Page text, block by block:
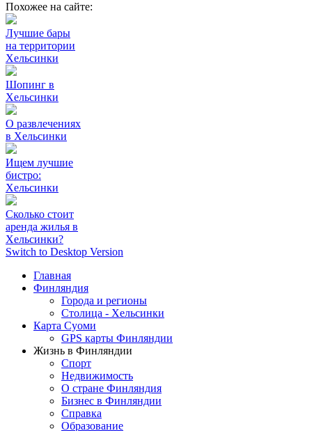
Похожее на сайте:
Лучшие бары
на территории
Хельсинки
Шопинг в
Хельсинки
О развлечениях
в Хельсинки
Ищем лучшие
бистро:
Хельсинки
Сколько стоит
аренда жилья в
Хельсинки?
Switch to Desktop Version
Главная
Финляндия
Города и регионы
Столица - Хельсинки
Карта Суоми
GPS карты Финляндии
Жизнь в Финляндии
Спорт
Недвижимость
О стране Финляндия
Бизнес в Финляндии
Справка
Образование